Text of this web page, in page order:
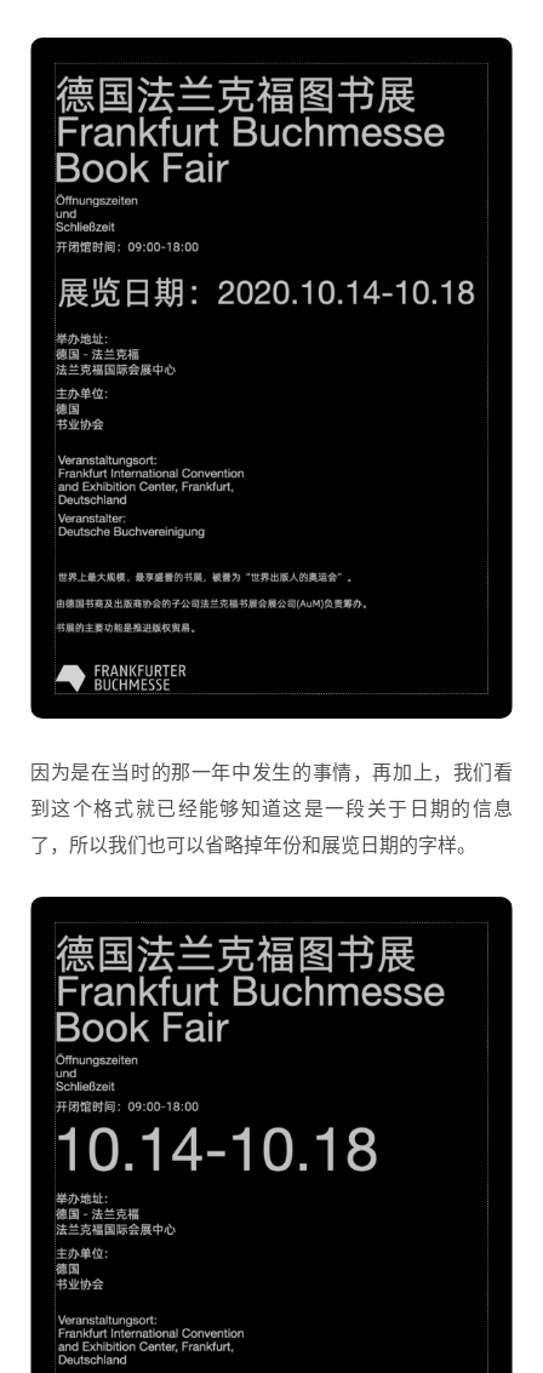
因为是在当时的那一年中发生的事情，再加上，我们看
到这个格式就已经能够知道这是一段关于日期的信息
了，所以我们也可以省略掉年份和展览日期的字样。